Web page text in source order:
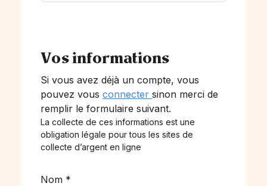
Vos informations
Si vous avez déjà un compte, vous
pouvez vous connecter sinon merci de
remplir le formulaire suivant.
La collecte de ces informations est une
obligation légale pour tous les sites de
collecte d’argent en ligne
Nom *